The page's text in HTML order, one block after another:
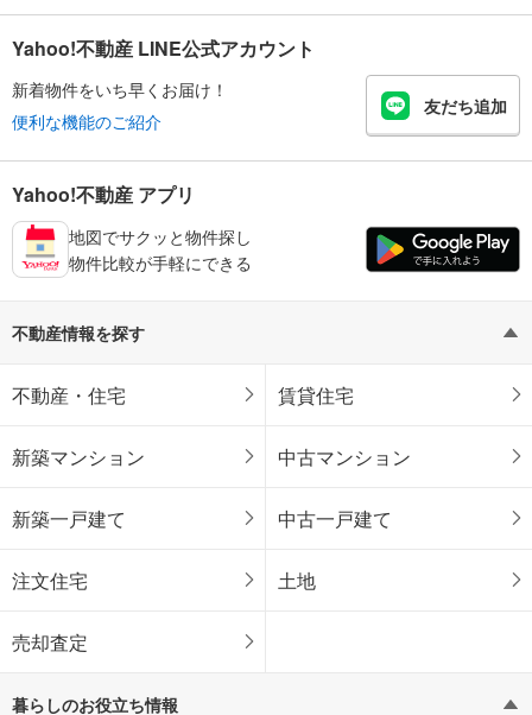
Yahoo!不動産 LINE公式アカウント
新着物件をいち早くお届け！
便利な機能のご紹介
友だち追加
Yahoo!不動産 アプリ
地図でサクッと物件探し
物件比較が手軽にできる
不動産情報を探す
不動産・住宅 賃貸住宅
新築マンション 中古マンション
新築一戸建て 中古一戸建て
注文住宅 土地
売却査定
暮らしのお役立ち情報